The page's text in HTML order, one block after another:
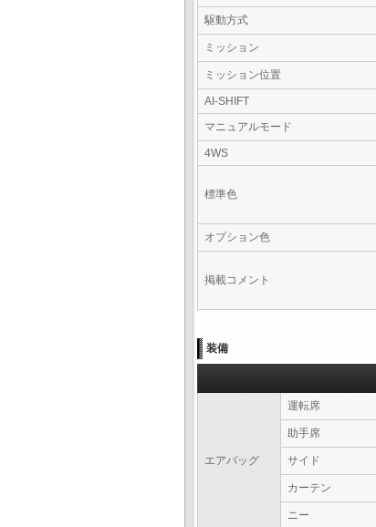
駆動方式
ミッション
ミッション位置
AI-SHIFT
マニュアルモード
4WS
標準色
オプション色
掲載コメント
装備
エアバッグ
運転席
助手席
サイド
カーテン
ニー